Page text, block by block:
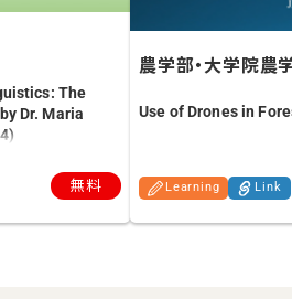
The
Dr. Maria
無料
農学部・大学院農
Use of Drones in
Learning Link